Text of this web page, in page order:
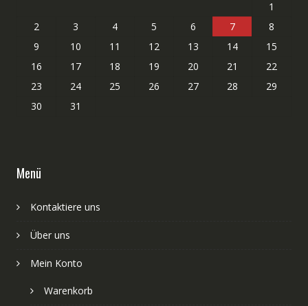
1
2
3 4 5 6 7
8
9
10 11 12 13 14
15
16
17 18 19 20 21
22
23
24 25 26 27 28
29
30
31
Menü
Kontaktiere uns
Über uns
Mein Konto
Warenkorb